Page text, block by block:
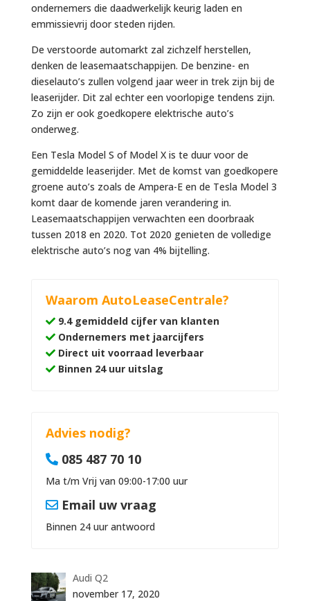
ondernemers die daadwerkelijk keurig laden en
emmissievrij door steden rijden.
De verstoorde automarkt zal zichzelf herstellen,
denken de leasemaatschappijen. De benzine- en
dieselauto’s zullen volgend jaar weer in trek zijn bij de
leaserijder. Dit zal echter een voorlopige tendens zijn.
Zo zijn er ook goedkopere elektrische auto’s
onderweg.
Een Tesla Model S of Model X is te duur voor de
gemiddelde leaserijder. Met de komst van goedkopere
groene auto’s zoals de Ampera-E en de Tesla Model 3
komt daar de komende jaren verandering in.
Leasemaatschappijen verwachten een doorbraak
tussen 2018 en 2020. Tot 2020 genieten de volledige
elektrische auto’s nog van 4% bijtelling.
Waarom AutoLeaseCentrale?
9.4 gemiddeld cijfer van klanten
Ondernemers met jaarcijfers
Direct uit voorraad leverbaar
Binnen 24 uur uitslag
Advies nodig?
085 487 70 10
Ma t/m Vrij van 09:00-17:00 uur
Email uw vraag
Binnen 24 uur antwoord
Audi Q2
november 17, 2020